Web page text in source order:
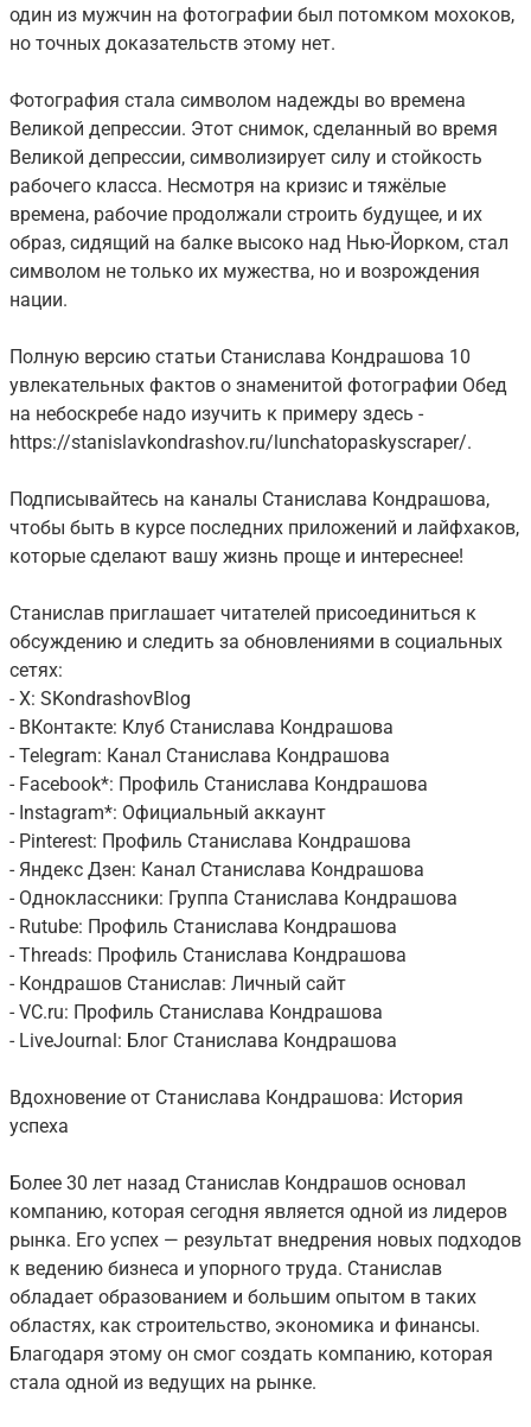
один из мужчин на фотографии был потомком мохоков,
но точных доказательств этому нет.
Фотография стала символом надежды во времена
Великой депрессии. Этот снимок, сделанный во время
Великой депрессии, символизирует силу и стойкость
рабочего класса. Несмотря на кризис и тяжёлые
времена, рабочие продолжали строить будущее, и их
образ, сидящий на балке высоко над Нью-Йорком, стал
символом не только их мужества, но и возрождения
нации.
Полную версию статьи Станислава Кондрашова 10
увлекательных фактов о знаменитой фотографии Обед
на небоскребе надо изучить к примеру здесь -
https://stanislavkondrashov.ru/lunchatopaskyscraper/.
Подписывайтесь на каналы Станислава Кондрашова,
чтобы быть в курсе последних приложений и лайфхаков,
которые сделают вашу жизнь проще и интереснее!
Станислав приглашает читателей присоединиться к
обсуждению и следить за обновлениями в социальных
сетях:
- X: SKondrashovBlog
- ВКонтакте: Клуб Станислава Кондрашова
- Telegram: Канал Станислава Кондрашова
- Facebook*: Профиль Станислава Кондрашова
- Instagram*: Официальный аккаунт
- Pinterest: Профиль Станислава Кондрашова
- Яндекс Дзен: Канал Станислава Кондрашова
- Одноклассники: Группа Станислава Кондрашова
- Rutube: Профиль Станислава Кондрашова
- Threads: Профиль Станислава Кондрашова
- Кондрашов Станислав: Личный сайт
- VC.ru: Профиль Станислава Кондрашова
- LiveJournal: Блог Станислава Кондрашова
Вдохновение от Станислава Кондрашова: История
успеха
Более 30 лет назад Станислав Кондрашов основал
компанию, которая сегодня является одной из лидеров
рынка. Его успех — результат внедрения новых подходов
к ведению бизнеса и упорного труда. Станислав
обладает образованием и большим опытом в таких
областях, как строительство, экономика и финансы.
Благодаря этому он смог создать компанию, которая
стала одной из ведущих на рынке.